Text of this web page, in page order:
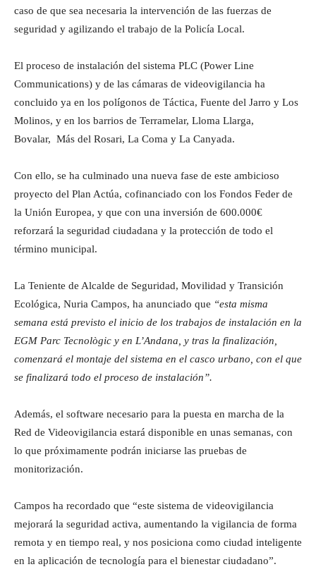
caso de que sea necesaria la intervención de las fuerzas de
seguridad y agilizando el trabajo de la Policía Local.
El proceso de instalación del sistema PLC (Power Line
Communications) y de las cámaras de videovigilancia ha
concluido ya en los polígonos de Táctica, Fuente del Jarro y Los
Molinos, y en los barrios de Terramelar, Lloma Llarga,
Bovalar, Más del Rosari, La Coma y La Canyada.
Con ello, se ha culminado una nueva fase de este ambicioso
proyecto del Plan Actúa, cofinanciado con los Fondos Feder de
la Unión Europea, y que con una inversión de 600.000€
reforzará la seguridad ciudadana y la protección de todo el
término municipal.
La Teniente de Alcalde de Seguridad, Movilidad y Transición
Ecológica, Nuria Campos, ha anunciado que “esta misma
semana está previsto el inicio de los trabajos de instalación en la
EGM Parc Tecnològic y en L’Andana, y tras la finalización,
comenzará el montaje del sistema en el casco urbano, con el que
se finalizará todo el proceso de instalación”.
Además, el software necesario para la puesta en marcha de la
Red de Videovigilancia estará disponible en unas semanas, con
lo que próximamente podrán iniciarse las pruebas de
monitorización.
Campos ha recordado que “este sistema de videovigilancia
mejorará la seguridad activa, aumentando la vigilancia de forma
remota y en tiempo real, y nos posiciona como ciudad inteligente
en la aplicación de tecnología para el bienestar ciudadano”.